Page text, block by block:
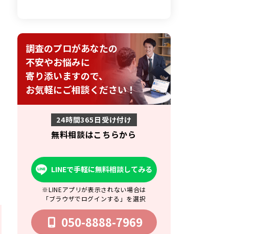
調査のプロがあなたの
不安やお悩みに
寄り添いますので、
お気軽にご相談ください！
24時間365日受け付け
無料相談はこちらから
LINEで手軽に無料相談してみる
※LINEアプリが表示されない場合は
「ブラウザでログインする」を選択
050-8888-7969